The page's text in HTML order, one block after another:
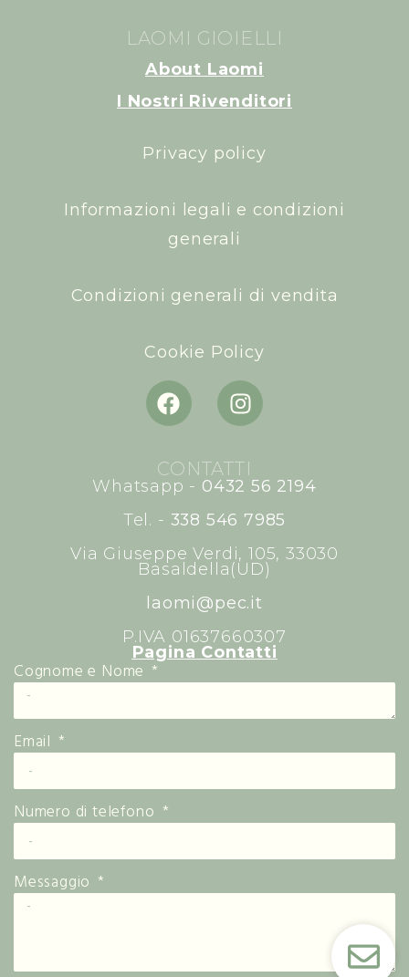
LAOMI GIOIELLI
About Laomi
I Nostri Rivenditori
Privacy policy
Informazioni legali e condizioni
generali
Condizioni generali di vendita
Cookie Policy
CONTATTI
Whatsapp - 0432 56 2194
Tel. - 338 546 7985
Via Giuseppe Verdi, 105, 33030
Basaldella(UD)
laomi@pec.it
P.IVA 01637660307
Pagina Contatti
Cognome e Nome
Email
Numero di telefono
Messaggio